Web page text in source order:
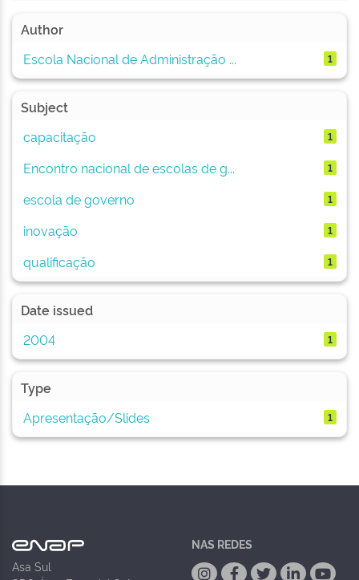
Author
Escola Nacional de Administração ...
1
Subject
capacitação
1
Encontro nacional de escolas de g... 1
escola de governo 1
inovação 1
qualificação 1
Date issued
2004
1
Type
Apresentação/Slides
1
Asa Sul
NAS REDES